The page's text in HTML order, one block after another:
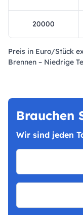
20000
Preis in Euro/Stück
Brennen – Niedrige
Brauchen
Wir sind jeden